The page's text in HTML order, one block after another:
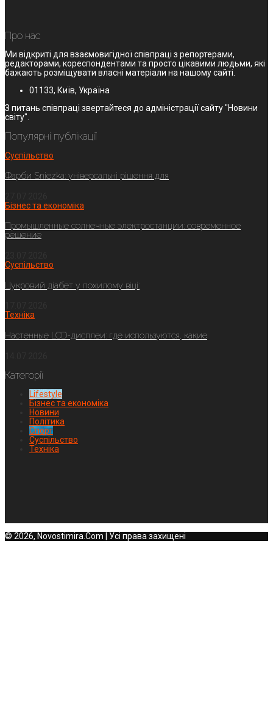
Про нас
Ми відкриті для взаємовигідної співпраці з репортерами,
редакторами, кореспондентами та просто цікавими людьми, які
бажають розміщувати власні матеріали на нашому сайті.
01133, Київ, Україна
З питань співпраці звертайтеся до адміністрації сайту "Новини
світу".
Популярні публікації
Суспільство
Фарби Sniezka: універсальні рішення для
Бізнес та економіка
Промышленные солнечные электростанции: современное
решение
Суспільство
Цукровий діабет у похилому віці:
Техніка
Настенные LCD-дисплеи: где используются, какие
Категорії
Lifestyle
Бізнес та економіка
Новини
Політика
Спорт
Суспільство
Техніка
© 2026, Novostimira.Com | Усі права захищені